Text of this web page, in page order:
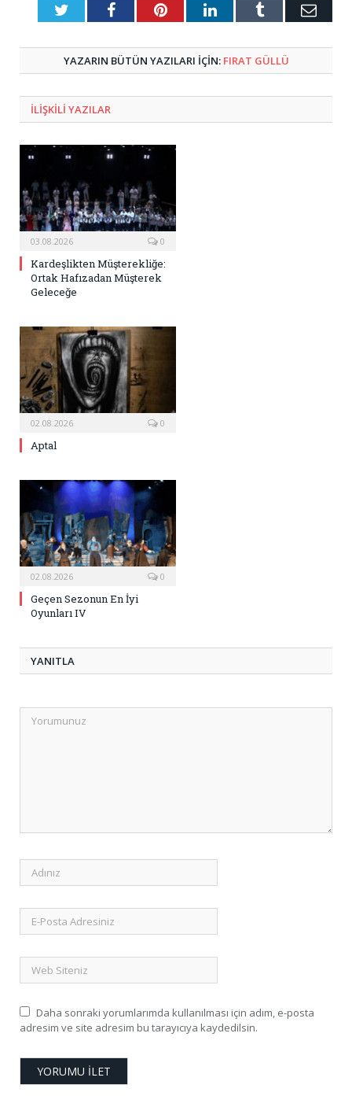
TwitterFacebookPinterestLinkedInTumblr E-
YAZARIN BÜTÜN YAZILARI IÇIN: FIRAT GÜLLÜ
ILIŞKILI YAZILAR
03.08.2026 0
Kardeşlikten Müşterekliğe:
Ortak Hafızadan Müşterek
Geleceğe
02.08.2026 0
Aptal
02.08.2026 0
Geçen Sezonun En İyi
Oyunları IV
YANITLA
Daha sonraki yorumlarımda kullanılması için adım, e-posta
adresim ve site adresim bu tarayıcıya kaydedilsin.